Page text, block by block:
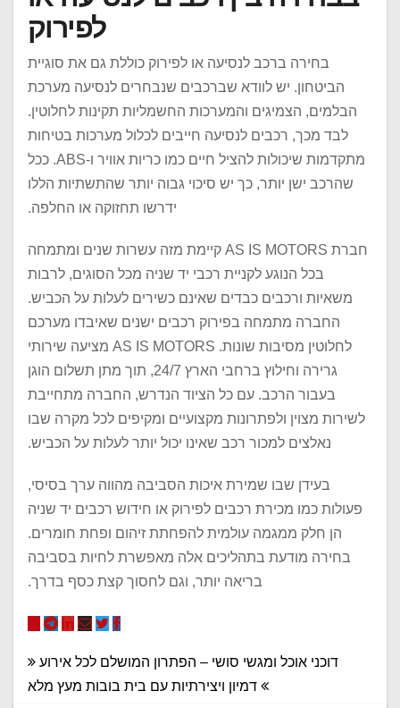
לפירוק
בחירה ברכב לנסיעה או לפירוק כוללת גם את סוגיית
הביטחון. יש לוודא שברכבים שנבחרים לנסיעה מערכת
הבלמים, הצמיגים והמערכות החשמליות תקינות לחלוטין.
לבד מכך, רכבים לנסיעה חייבים לכלול מערכות בטיחות
מתקדמות שיכולות להציל חיים כמו כריות אוויר ו-ABS. ככל
שהרכב ישן יותר, כך יש סיכוי גבוה יותר שהתשתיות הללו
ידרשו תחזוקה או החלפה.
חברת AS IS MOTORS קיימת מזה עשרות שנים ומתמחה
בכל הנוגע לקניית רכבי יד שניה מכל הסוגים, לרבות
משאיות ורכבים כבדים שאינם כשירים לעלות על הכביש.
החברה מתמחה בפירוק רכבים ישנים שאיבדו מערכם
לחלוטין מסיבות שונות. AS IS MOTORS מציעה שירותי
גרירה וחילוץ ברחבי הארץ 24/7, תוך מתן תשלום הוגן
בעבור הרכב. עם כל הציוד הנדרש, החברה מתחייבת
לשירות מצוין ולפתרונות מקצועיים ומקיפים לכל מקרה שבו
נאלצים למכור רכב שאינו יכול יותר לעלות על הכביש.
בעידן שבו שמירת איכות הסביבה מהווה ערך בסיסי,
פעולות כמו מכירת רכבים לפירוק או חידוש רכבים יד שניה
הן חלק ממגמה עולמית להפחתת זיהום ופחת חומרים.
בחירה מודעת בתהליכים אלה מאפשרת לחיות בסביבה
בריאה יותר, וגם לחסוך קצת כסף בדרך.
ניווטדוכני אוכל ומגשי סושי – הפתרון המושלם לכל אירוע
דמיון ויצירתיות עם בית בובות מעץ מלא